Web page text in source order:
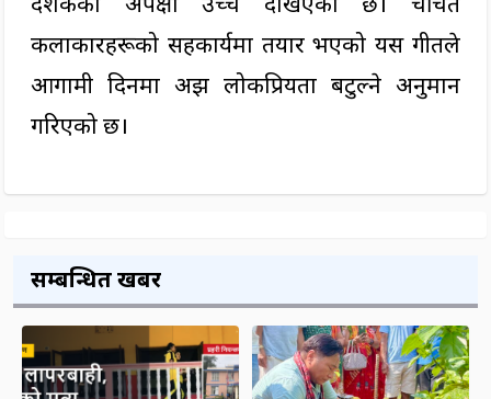
कलाकारहरूको सहकार्यमा तयार भएको यस गीतले
आगामी दिनमा अझ लोकप्रियता बटुल्ने अनुमान
गरिएको छ।
सम्बन्धित खबर